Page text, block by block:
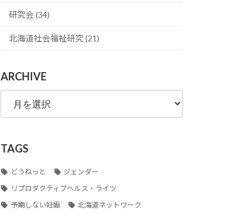
研究会 (34)
北海道社会福祉研究 (21)
ARCHIVE
ARCHIVE
TAGS
どうねっと
ジェンダー
リプロダクティブヘルス・ライツ
予期しない妊娠
北海道ネットワーク